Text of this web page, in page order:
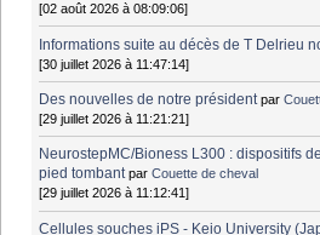
[02 août 2026 à 08:09:06]
Informations suite au décès de T Delrieu
[30 juillet 2026 à 11:47:14]
Des nouvelles de notre président par
[29 juillet 2026 à 11:21:21]
NeurostepMC/Bioness L300 : dispositifs
pied tombant parCouette de cheval
[29 juillet 2026 à 11:12:41]
Cellules souches iPS - Keio University